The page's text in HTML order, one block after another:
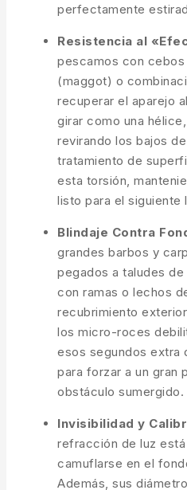
perfectamente
Resistencia al
pescamos con
(maggot) o
recuperar el aparejo
girar como una
revirando los bajos
tratamiento de
esta torsión,
listo para el siguiente
Blindaje Contra
grandes barbos y
pegados a taludes
con ramas o lechos
recubrimiento
los micro-roces
esos segundos extra
para forzar a un gran
obstáculo sumergido.
Invisibilidad y
refracción de luz
camuflarse en el
Además, sus